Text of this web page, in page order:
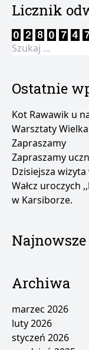
Licznik
Szukaj:
Ostatnie
Kot Rawawik u
Warsztaty
Zapraszamy
Zapraszamy
Dzisiejsza
Wałcz uroczych
w Karsiborze.
Archiwa
marzec 2026
luty 2026
styczeń 2026